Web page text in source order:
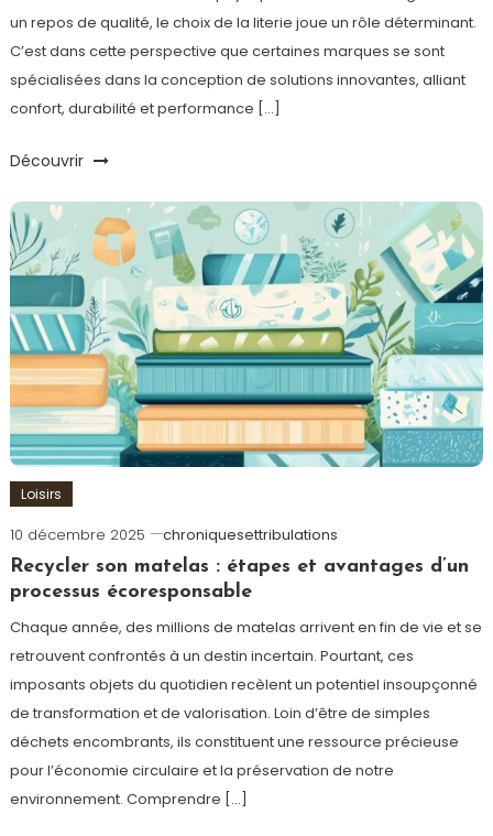
un repos de qualité, le choix de la literie joue un rôle déterminant.
C’est dans cette perspective que certaines marques se sont
spécialisées dans la conception de solutions innovantes, alliant
confort, durabilité et performance […]
Découvrir
Loisirs
10 décembre 2025
chroniquesettribulations
Recycler son matelas : étapes et avantages d’un
processus écoresponsable
Chaque année, des millions de matelas arrivent en fin de vie et se
retrouvent confrontés à un destin incertain. Pourtant, ces
imposants objets du quotidien recèlent un potentiel insoupçonné
de transformation et de valorisation. Loin d’être de simples
déchets encombrants, ils constituent une ressource précieuse
pour l’économie circulaire et la préservation de notre
environnement. Comprendre […]